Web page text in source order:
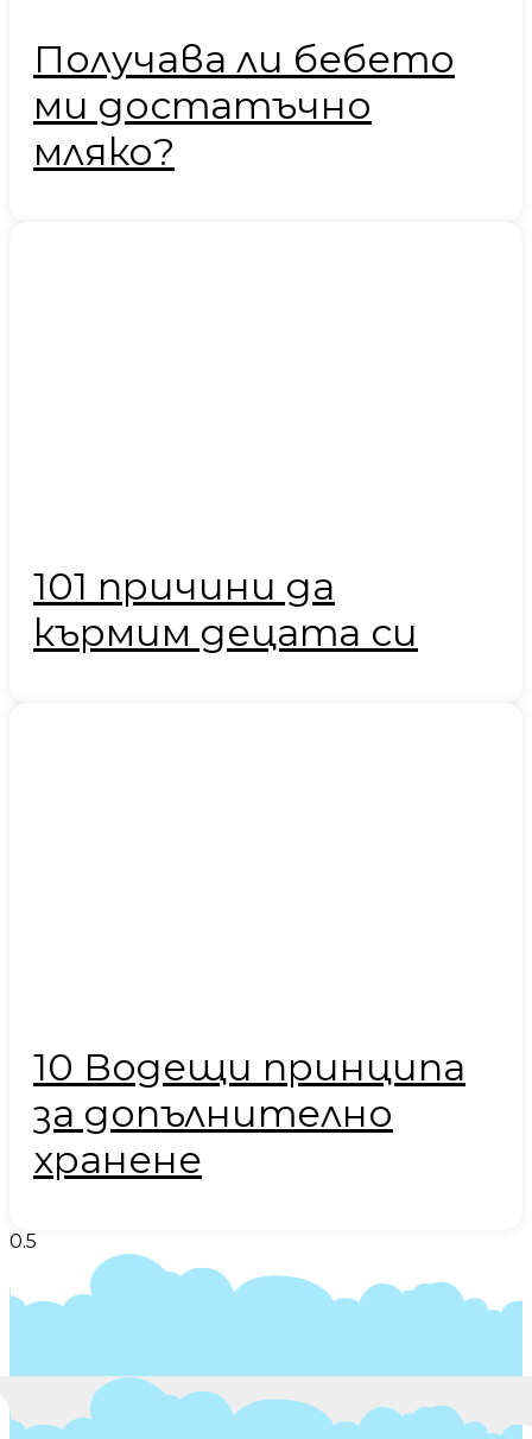
Получава ли бебето
ми достатъчно
мляко?
101 причини да
кърмим децата си
10 Водещи принципа
за допълнително
хранене